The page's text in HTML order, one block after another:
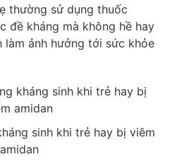
thường sử dụng thuốc
đề kháng mà không hề hay
làm ảnh hưởng tới sức khỏe
sinh khi trẻ hay bị viêm
amidan